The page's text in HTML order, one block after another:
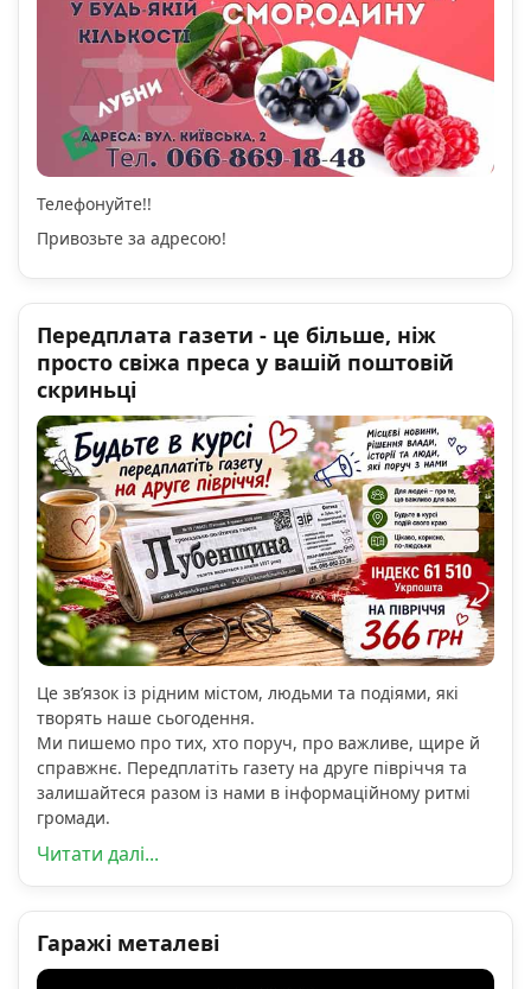
Телефонуйте!!
Привозьте за адресою!
Передплата газети - це більше, ніж
просто свіжа преса у вашій поштовій
скриньці
Це зв’язок із рідним містом, людьми та подіями, які
творять наше сьогодення.
Ми пишемо про тих, хто поруч, про важливе, щире й
справжнє. Передплатіть газету на друге півріччя та
залишайтеся разом із нами в інформаційному ритмі
громади.
Читати далі...
Гаражі металеві